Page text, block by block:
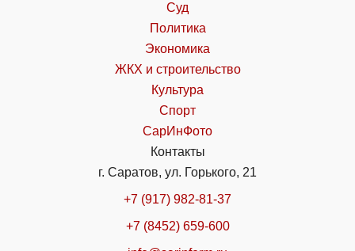
Суд
Политика
Экономика
ЖКХ и строительство
Культура
Спорт
СарИнФото
Контакты
г. Саратов, ул. Горького, 21
+7 (917) 982-81-37
+7 (8452) 659-600